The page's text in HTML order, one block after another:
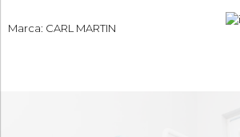
Marca: CARL MARTIN